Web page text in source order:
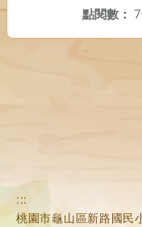
點閱數：
:::
桃園市龜山區新路國